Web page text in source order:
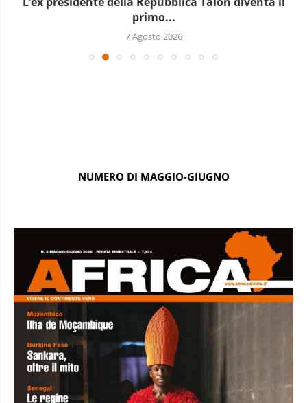
primo...
7 Agosto 2026
NUMERO DI MAGGIO-GIUGNO